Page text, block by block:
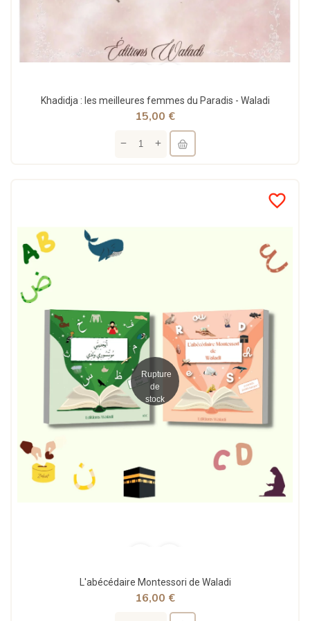
Khadidja : les meilleures femmes du Paradis - Waladi
15,00 €
favorite_border
Rupture
de
stock
L'abécédaire Montessori de Waladi
16,00 €